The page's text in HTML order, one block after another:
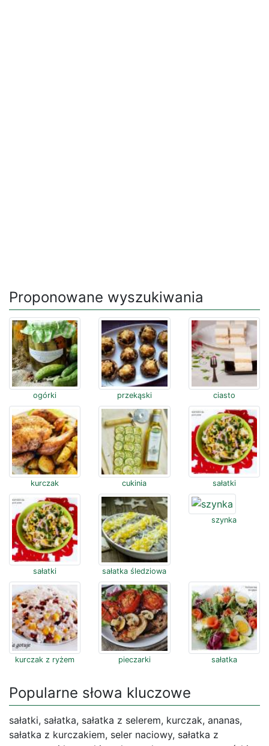
Proponowane wyszukiwania
ogórki przekąski ciasto
kurczak cukinia sałatki
sałatki sałatka śledziowa
szynka
kurczak z ryżem pieczarki sałatka
Popularne słowa kluczowe
sałatki, sałatka, sałatka z selerem, kurczak, ananas,
sałatka z kurczakiem, seler naciowy, sałatka z